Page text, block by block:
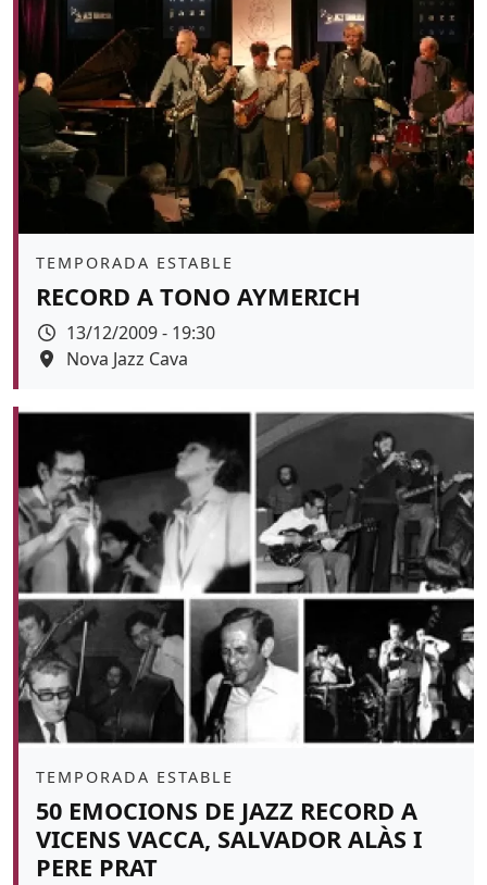
Àmbit
TEMPORADA ESTABLE
RECORD A TONO AYMERICH
Data
13/12/2009 - 19:30
Espai
Nova Jazz Cava
Àmbit
TEMPORADA ESTABLE
50 EMOCIONS DE JAZZ RECORD A
VICENS VACCA, SALVADOR ALÀS I
PERE PRAT